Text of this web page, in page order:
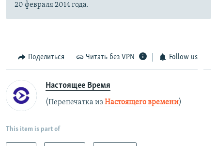
20 февраля 2014 года.
Поделиться Читать без VPN Follow us
Настоящее Время
(Перепечатка из Настоящего времени)
This item is part of